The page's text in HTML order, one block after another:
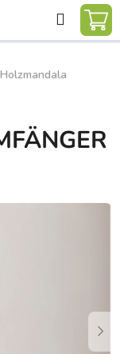
Suchen
Holzmandala